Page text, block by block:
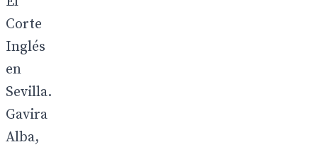
Corte
Inglés
en
Sevilla.
Gavira
Alba,